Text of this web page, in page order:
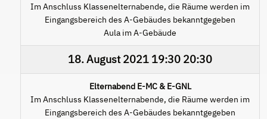
Im Anschluss Klassenelternabende, die Räume werden im
Eingangsbereich des A-Gebäudes bekanntgegeben
Aula im A-Gebäude
18. August 2021 19:30 20:30
Elternabend E-MC & E-GNL
Im Anschluss Klassenelternabende, die Räume werden im
Eingangsbereich des A-Gebäudes bekanntgegeben